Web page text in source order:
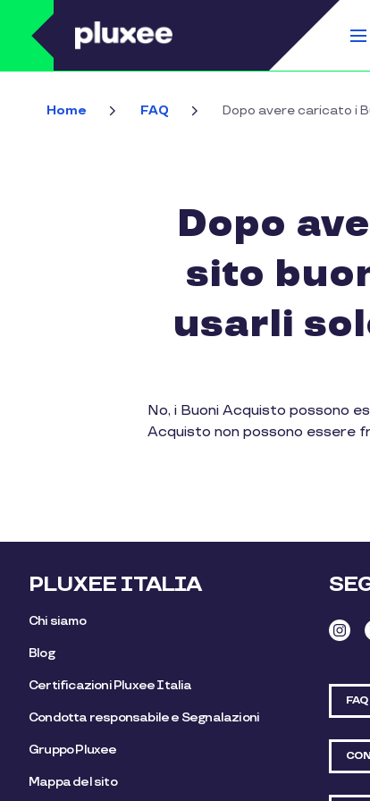
Salta al contenuto principale
Home FAQ Dopo avere caricato i
Dopo
sito
usarli
No, i Buoni Acquisto possono
Acquisto non possono essere
PLUXEE ITALIA
Chi siamo
Blog
Certificazioni Pluxee Italia
Condotta responsabile e Segnalazioni
Gruppo Pluxee
Mappa del sito
FAQ